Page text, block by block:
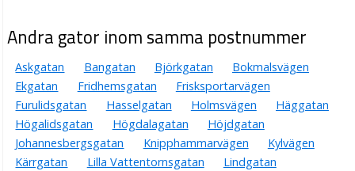
Andra gator inom samma postnummer
Askgatan Bangatan Björkgatan
Bokmalsvägen
Ekgatan
Fridhemsgatan
Frisksportarvägen
Furulidsgatan
Hasselgatan Holmsvägen
Häggatan
Högalidsgatan
Högdalagatan
Höjdgatan
Johannesbergsgatan
Knipphammarvägen
Kylvägen
Kärrgatan
Lilla Vattentornsgatan
Lindgatan